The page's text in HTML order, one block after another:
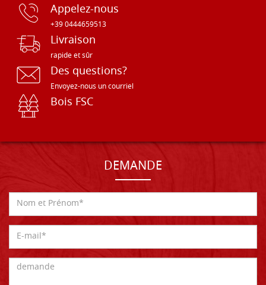
Appelez-nous
+39 0444659513
Livraison
rapide et sûr
Des questions?
Envoyez-nous un courriel
Bois FSC
DEMANDE